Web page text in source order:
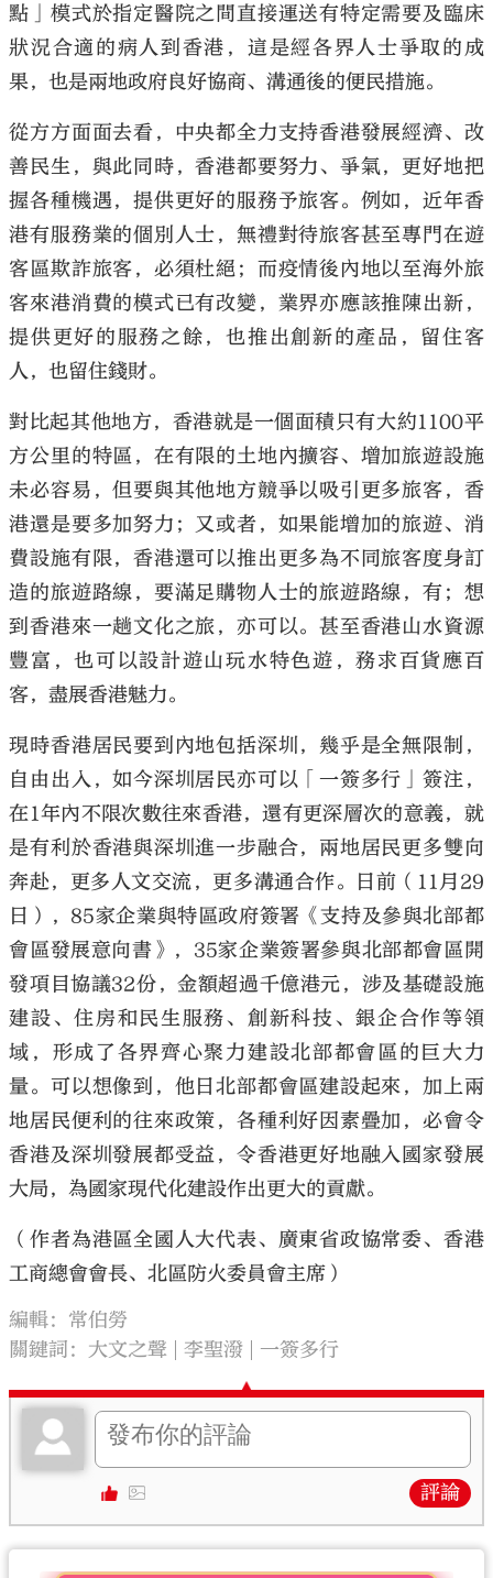
點」模式於指定醫院之間直接運送有特定需要及臨床
狀況合適的病人到香港，這是經各界人士爭取的成
果，也是兩地政府良好協商、溝通後的便民措施。
從方方面面去看，中央都全力支持香港發展經濟、改
善民生，與此同時，香港都要努力、爭氣，更好地把
握各種機遇，提供更好的服務予旅客。例如，近年香
港有服務業的個別人士，無禮對待旅客甚至專門在遊
客區欺詐旅客，必須杜絕；而疫情後內地以至海外旅
客來港消費的模式已有改變，業界亦應該推陳出新，
提供更好的服務之餘，也推出創新的產品，留住客
人，也留住錢財。
對比起其他地方，香港就是一個面積只有大約1100平
方公里的特區，在有限的土地內擴容、增加旅遊設施
未必容易，但要與其他地方競爭以吸引更多旅客，香
港還是要多加努力；又或者，如果能增加的旅遊、消
費設施有限，香港還可以推出更多為不同旅客度身訂
造的旅遊路線，要滿足購物人士的旅遊路線，有；想
到香港來一趟文化之旅，亦可以。甚至香港山水資源
豐富，也可以設計遊山玩水特色遊，務求百貨應百
客，盡展香港魅力。
現時香港居民要到內地包括深圳，幾乎是全無限制，
自由出入，如今深圳居民亦可以「一簽多行」簽注，
在1年內不限次數往來香港，還有更深層次的意義，就
是有利於香港與深圳進一步融合，兩地居民更多雙向
奔赴，更多人文交流，更多溝通合作。日前（11月29
日），85家企業與特區政府簽署《支持及參與北部都
會區發展意向書》，35家企業簽署參與北部都會區開
發項目協議32份，金額超過千億港元，涉及基礎設施
建設、住房和民生服務、創新科技、銀企合作等領
域，形成了各界齊心聚力建設北部都會區的巨大力
量。可以想像到，他日北部都會區建設起來，加上兩
地居民便利的往來政策，各種利好因素疊加，必會令
香港及深圳發展都受益，令香港更好地融入國家發展
大局，為國家現代化建設作出更大的貢獻。
（作者為港區全國人大代表、廣東省政協常委、香港
工商總會會長、北區防火委員會主席）
編輯：常伯勞
關鍵詞： 大文之聲 李聖潑 一簽多行
評論